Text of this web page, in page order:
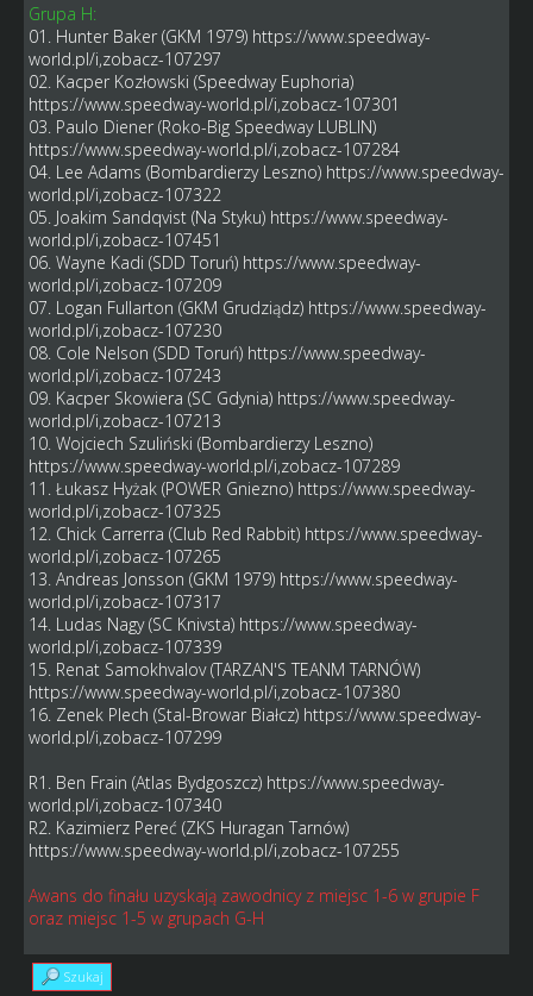
Grupa H:
01. Hunter Baker (GKM 1979) https://www.speedway-
world.pl/i,zobacz-107297
02. Kacper Kozłowski (Speedway Euphoria)
https://www.speedway-world.pl/i,zobacz-107301
03. Paulo Diener (Roko-Big Speedway LUBLIN)
https://www.speedway-world.pl/i,zobacz-107284
04. Lee Adams (Bombardierzy Leszno) https://www.speedway-
world.pl/i,zobacz-107322
05. Joakim Sandqvist (Na Styku) https://www.speedway-
world.pl/i,zobacz-107451
06. Wayne Kadi (SDD Toruń) https://www.speedway-
world.pl/i,zobacz-107209
07. Logan Fullarton (GKM Grudziądz) https://www.speedway-
world.pl/i,zobacz-107230
08. Cole Nelson (SDD Toruń) https://www.speedway-
world.pl/i,zobacz-107243
09. Kacper Skowiera (SC Gdynia) https://www.speedway-
world.pl/i,zobacz-107213
10. Wojciech Szuliński (Bombardierzy Leszno)
https://www.speedway-world.pl/i,zobacz-107289
11. Łukasz Hyżak (POWER Gniezno) https://www.speedway-
world.pl/i,zobacz-107325
12. Chick Carrerra (Club Red Rabbit) https://www.speedway-
world.pl/i,zobacz-107265
13. Andreas Jonsson (GKM 1979) https://www.speedway-
world.pl/i,zobacz-107317
14. Ludas Nagy (SC Knivsta) https://www.speedway-
world.pl/i,zobacz-107339
15. Renat Samokhvalov (TARZAN'S TEANM TARNÓW)
https://www.speedway-world.pl/i,zobacz-107380
16. Zenek Plech (Stal-Browar Białcz) https://www.speedway-
world.pl/i,zobacz-107299
R1. Ben Frain (Atlas Bydgoszcz) https://www.speedway-
world.pl/i,zobacz-107340
R2. Kazimierz Pereć (ZKS Huragan Tarnów)
https://www.speedway-world.pl/i,zobacz-107255
Awans do finału uzyskają zawodnicy z miejsc 1-6 w grupie F
oraz miejsc 1-5 w grupach G-H
Szukaj